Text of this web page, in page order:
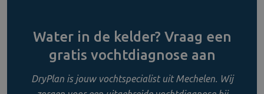
Water in de kelder? Vraag een
gratis vochtdiagnose aan
DryPlan is jouw vochtspecialist uit Mechelen. Wij